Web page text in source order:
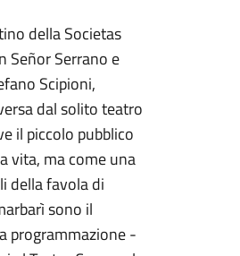
della Societas
Señor Serrano e
Scipioni,
dal solito teatro
il piccolo pubblico
vita, ma come una
della favola di
sono il
programmazione -